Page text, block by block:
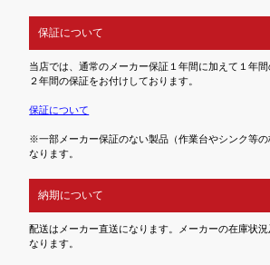
保証について
当店では、通常のメーカー保証１年間に加えて１年
２年間の保証をお付けしております。
保証について
※一部メーカー保証のない製品（作業台やシンク等の
なります。
納期について
配送はメーカー直送になります。メーカーの在庫状
なります。